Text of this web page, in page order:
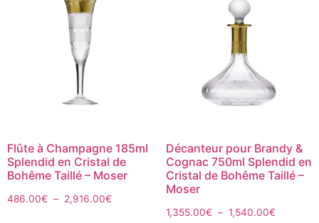
Flûte à Champagne 185ml
Splendid en Cristal de
Bohême Taillé – Moser
486.00€ – 2,916.00€
Décanteur pour Brandy &
Cognac 750ml Splendid en
Cristal de Bohême Taillé –
Moser
1,355.00€ – 1,540.00€